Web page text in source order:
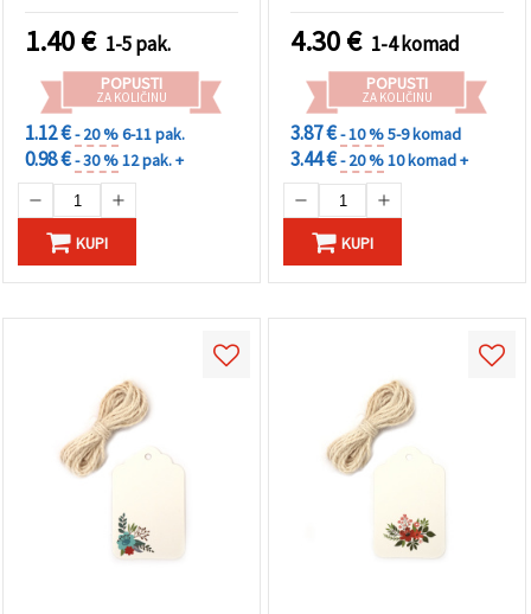
kreativne projekte,
oznake za poklone i
dekoracije
1.40€ 1-5 pak.
POPUSTI
ZA KOLIČINU
1.12 €- 20 %6-11 pak.
0.98 €- 30 %12 pak. +
KUPI
4.30€ 1-4 komad
POPUSTI
ZA KOLIČINU
3.87 €- 10 %5-9 komad
3.44 €- 20 %10 komad +
KUPI